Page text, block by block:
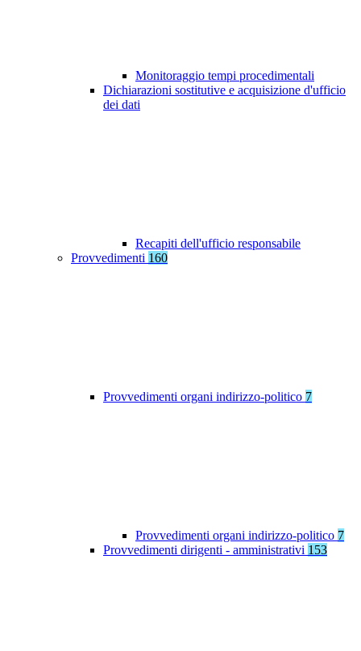
Monitoraggio tempi procedimentali
Dichiarazioni sostitutive e acquisizione d'ufficio
dei dati
Recapiti dell'ufficio responsabile
Provvedimenti 160
Provvedimenti organi indirizzo-politico 7
Provvedimenti organi indirizzo-politico 7
Provvedimenti dirigenti - amministrativi 153